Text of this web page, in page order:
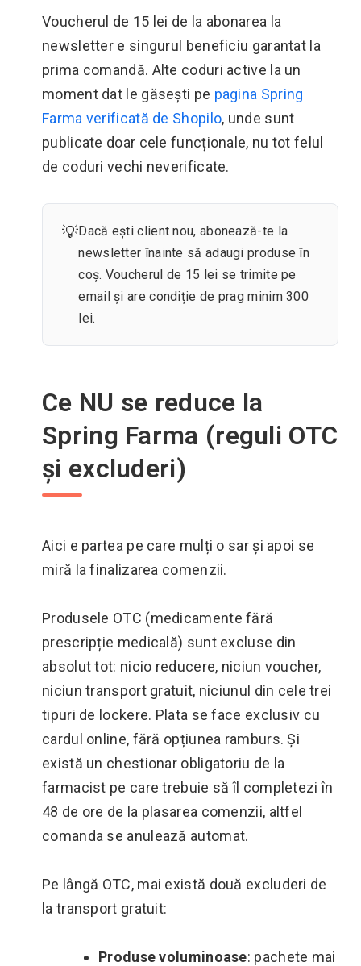
Voucherul de 15 lei de la abonarea la
newsletter e singurul beneficiu garantat la
prima comandă. Alte coduri active la un
moment dat le găsești pe pagina Spring
Farma verificată de Shopilo, unde sunt
publicate doar cele funcționale, nu tot felul
de coduri vechi neverificate.
💡Dacă ești client nou, abonează-te la
newsletter înainte să adaugi produse în
coș. Voucherul de 15 lei se trimite pe
email și are condiție de prag minim 300
lei.
Ce NU se reduce la
Spring Farma (reguli OTC
și excluderi)
Aici e partea pe care mulți o sar și apoi se
miră la finalizarea comenzii.
Produsele OTC (medicamente fără
prescripție medicală) sunt excluse din
absolut tot: nicio reducere, niciun voucher,
niciun transport gratuit, niciunul din cele trei
tipuri de lockere. Plata se face exclusiv cu
cardul online, fără opțiunea ramburs. Și
există un chestionar obligatoriu de la
farmacist pe care trebuie să îl completezi în
48 de ore de la plasarea comenzii, altfel
comanda se anulează automat.
Pe lângă OTC, mai există două excluderi de
la transport gratuit:
Produse voluminoase: pachete mai